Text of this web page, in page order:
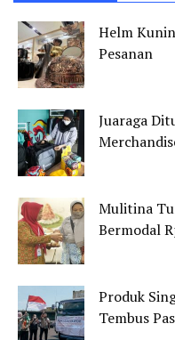
Helm
Pesanan
Juaraga
Mulitina
Bermodal
Produk
Tembus